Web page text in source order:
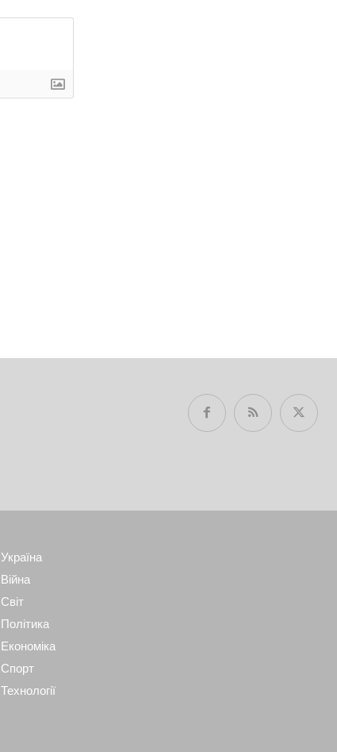
Україна
Війна
Світ
Політика
Економіка
Спорт
Технології